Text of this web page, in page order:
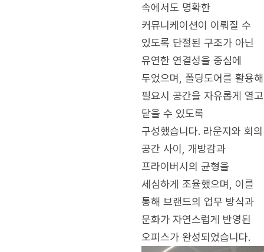
속에서도 명확한
커뮤니케이션이 이뤄질 수
있도록 단절된 구조가 아닌
유연한 연결성을 중심에
두었으며, 폴딩도어를 활용해
필요시 공간을 자유롭게 열고
닫을 수 있도록
구성했습니다. 라운지와 회의
공간 사이, 개방감과
프라이버시의 균형을
세심하게 조율했으며, 이를
통해 브랜드의 업무 방식과
문화가 자연스럽게 반영된
오피스가 완성되었습니다.